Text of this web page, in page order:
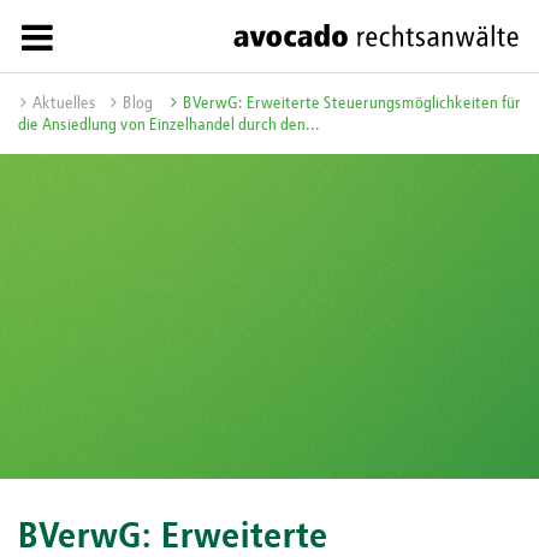
Aktuelles Blog
BVerwG: Erweiterte Steuerungsmöglichkeiten für
die Ansiedlung von Einzelhandel durch den...
BVerwG: Erweiterte